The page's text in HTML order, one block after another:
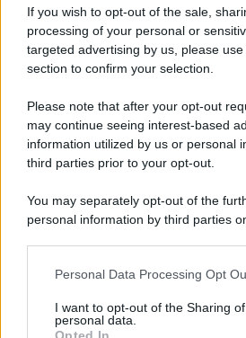
If you wish to opt-out of the sale,
processing of your personal or
targeted advertising by us, please
section to confirm your selection.
Please note that after your opt-out
may continue seeing interest-based
information utilized by us or personal
third parties prior to your opt-out.
You may separately opt-out of the
personal information by third parties
This information may also be
disclose it to other third parties.
Personal Data Processing Opt
I want to opt-out of the Sharing
personal data.
© 2026 - Pianeta Design - P.IVA
Registrata Al Tribunale Di Nocera
ISCRIZIONE AL ROC N. 35792 –
(ASSOCIAZIONE NAZIONALE
PREFERENZE